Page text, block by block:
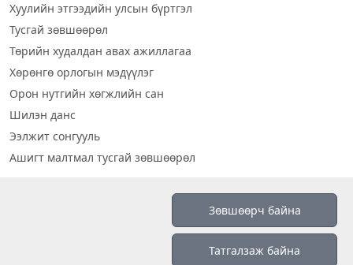
Хуулийн этгээдийн улсын бүртгэл
Тусгай зөвшөөрөл
Төрийн худалдан авах ажиллагаа
Хөрөнгө орлогын мэдүүлэг
Орон нутгийн хөгжлийн сан
Шилэн данс
Ээлжит сонгууль
Ашигт малтмал тусгай зөвшөөрөл
Зөвшөөрч байна
Татгалзаж байна